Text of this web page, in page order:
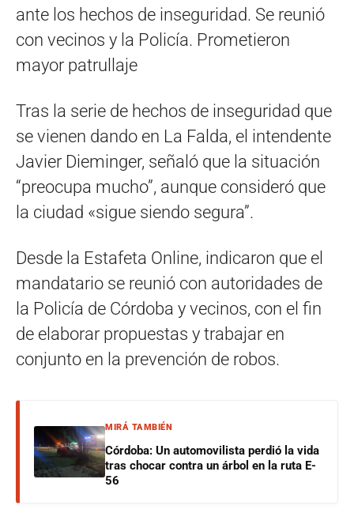
ante los hechos de inseguridad. Se reunió
con vecinos y la Policía. Prometieron
mayor patrullaje
Tras la serie de hechos de inseguridad que
se vienen dando en La Falda, el intendente
Javier Dieminger, señaló que la situación
“preocupa mucho”, aunque consideró que
la ciudad «sigue siendo segura”.
Desde la Estafeta Online, indicaron que el
mandatario se reunió con autoridades de
la Policía de Córdoba y vecinos, con el fin
de elaborar propuestas y trabajar en
conjunto en la prevención de robos.
MIRÁ TAMBIÉN
Córdoba: Un automovilista perdió la vida
tras chocar contra un árbol en la ruta E-
56